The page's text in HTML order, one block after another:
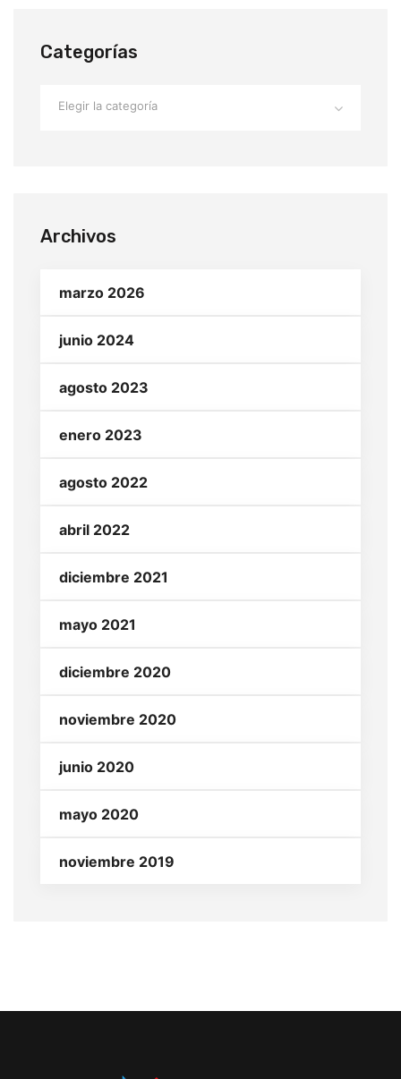
Categorías
Elegir la categoría
Archivos
marzo 2026
junio 2024
agosto 2023
enero 2023
agosto 2022
abril 2022
diciembre 2021
mayo 2021
diciembre 2020
noviembre 2020
junio 2020
mayo 2020
noviembre 2019